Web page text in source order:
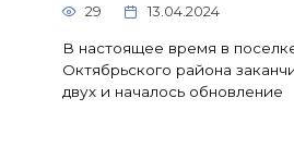
29 13.04.2024
В настоящее время в
Октябрьского района
двух и началось обновление